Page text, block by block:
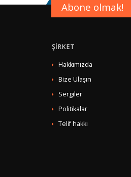
Abone olmak!
ŞİRKET
Hakkımızda
Bize Ulaşın
Sergiler
Politikalar
Telif hakkı